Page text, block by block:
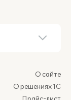
О сайте
О решениях 1С